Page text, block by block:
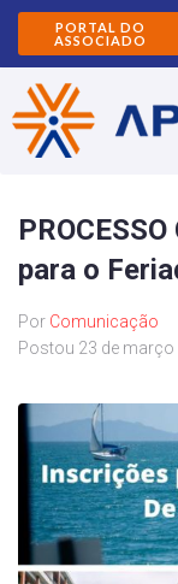
PORTAL DO
ASSOCIADO
para o
Por Comunicação
Postou 23 de março